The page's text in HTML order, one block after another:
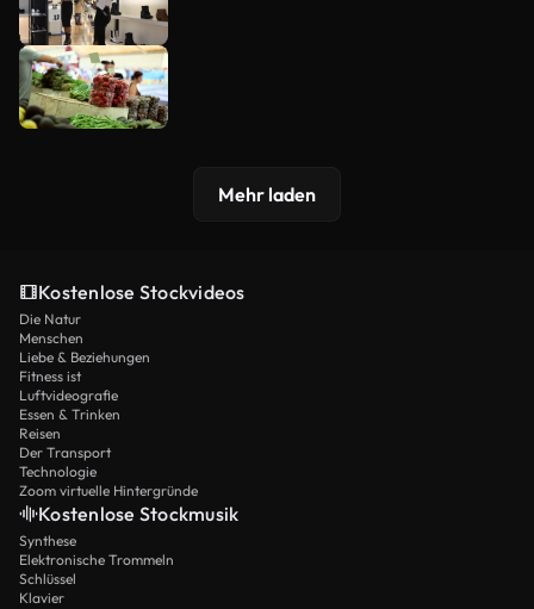
Mehr laden
Kostenlose Stockvideos
Die Natur
Menschen
Liebe & Beziehungen
Fitness ist
Luftvideografie
Essen & Trinken
Reisen
Der Transport
Technologie
Zoom virtuelle Hintergründe
Kostenlose Stockmusik
Synthese
Elektronische Trommeln
Schlüssel
Klavier